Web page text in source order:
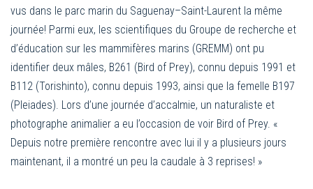
vus dans le parc marin du Saguenay–Saint-Laurent la même
journée! Parmi eux, les scientifiques du Groupe de recherche et
d’éducation sur les mammifères marins (GREMM) ont pu
identifier deux mâles, B261 (Bird of Prey), connu depuis 1991 et
B112 (Torishinto), connu depuis 1993, ainsi que la femelle B197
(Pleiades). Lors d’une journée d’accalmie, un naturaliste et
photographe animalier a eu l’occasion de voir Bird of Prey. «
Depuis notre première rencontre avec lui il y a plusieurs jours
maintenant, il a montré un peu la caudale à 3 reprises! »